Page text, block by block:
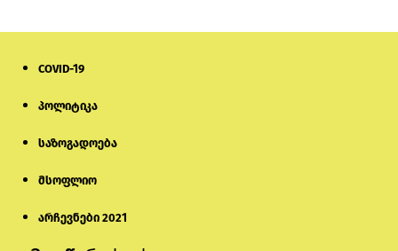
COVID-19
პოლიტიკა
საზოგადოება
მსოფლიო
არჩევნები 2021